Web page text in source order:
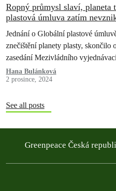
Ropný průmysl slaví,
plastová úmluva zatím
Jednání o Globální plastové
znečištění planety plasty, skončilo
zasedání Mezivládního
jihokorejském Busanu sice
Hana Bulánková
2 prosince, 2024
See all posts
Greenpeace Česká